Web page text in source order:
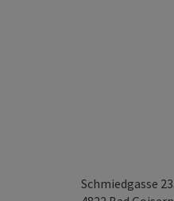
Schmiedgasse